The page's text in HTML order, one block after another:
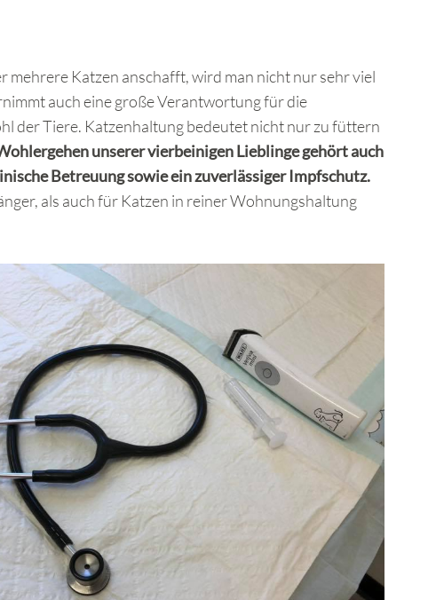
mehrere Katzen anschafft, wird man nicht nur sehr viel
auch eine große Verantwortung für die
der Tiere. Katzenhaltung bedeutet nicht nur zu füttern
unserer vierbeinigen Lieblinge gehört auch
Betreuung sowie ein zuverlässiger Impfschutz.
als auch für Katzen in reiner Wohnungshaltung